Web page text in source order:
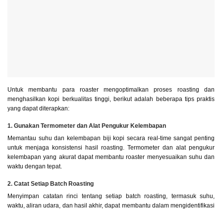
Untuk membantu para roaster mengoptimalkan proses roasting dan
menghasilkan kopi berkualitas tinggi, berikut adalah beberapa tips praktis
yang dapat diterapkan:
1. Gunakan Termometer dan Alat Pengukur Kelembapan
Memantau suhu dan kelembapan biji kopi secara real-time sangat penting
untuk menjaga konsistensi hasil roasting. Termometer dan alat pengukur
kelembapan yang akurat dapat membantu roaster menyesuaikan suhu dan
waktu dengan tepat.
2. Catat Setiap Batch Roasting
Menyimpan catatan rinci tentang setiap batch roasting, termasuk suhu,
waktu, aliran udara, dan hasil akhir, dapat membantu dalam mengidentifikasi